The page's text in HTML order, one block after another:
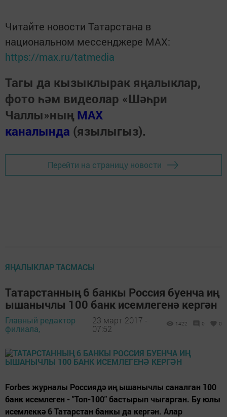
Читайте новости Татарстана в
национальном мессенджере MАХ:
https://max.ru/tatmedia
Тагы да кызыклырак яңалыклар,
фото һәм видеолар «Шәһри
Чаллы»ның MAX
каналында (язылыгыз).
Перейти на страницу новости
ЯҢАЛЫКЛАР ТАСМАСЫ
Татарстанның 6 банкы Россия буенча иң
ышанычлы 100 банк исемлегенә кергән
Главный редактор
филиала,
23 март 2017 -
07:52
1422 0 0
Forbes журналы Россиядә иң ышанычлы саналган 100
банк исемлеген - "Топ-100" бастырып чыгарган. Бу юлы
исемлеккә 6 Татарстан банкы да кергән. Алар